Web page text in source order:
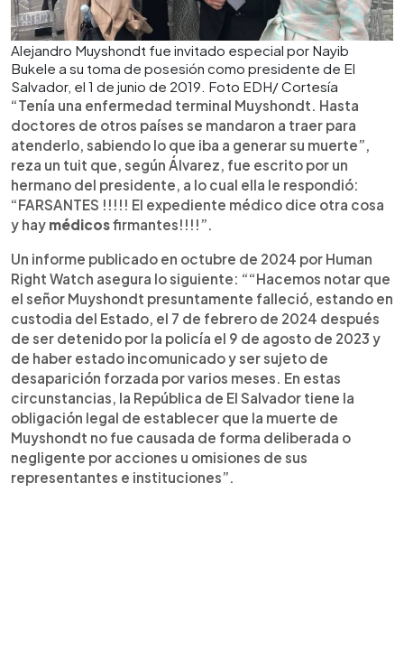
Alejandro Muyshondt fue invitado especial por Nayib
Bukele a su toma de posesión como presidente de El
Salvador, el 1 de junio de 2019. Foto EDH/ Cortesía
“Tenía una enfermedad terminal Muyshondt. Hasta
doctores de otros países se mandaron a traer para
atenderlo, sabiendo lo que iba a generar su muerte”,
reza un tuit que, según Álvarez, fue escrito por un
hermano del presidente, a lo cual ella le respondió:
“FARSANTES !!!!! El expediente médico dice otra cosa
y hay médicosfirmantes!!!!”.
Un informe publicado en octubre de 2024 por Human
Right Watch asegura lo siguiente: ““Hacemos notar que
el señor Muyshondt presuntamente falleció, estando en
custodia del Estado, el 7 de febrero de 2024 después
de ser detenido por la policía el 9 de agosto de 2023 y
de haber estado incomunicado y ser sujeto de
desaparición forzada por varios meses. En estas
circunstancias, la República de El Salvador tiene la
obligación legal de establecer que la muerte de
Muyshondt no fue causada de forma deliberada o
negligente por acciones u omisiones de sus
representantes e instituciones”.